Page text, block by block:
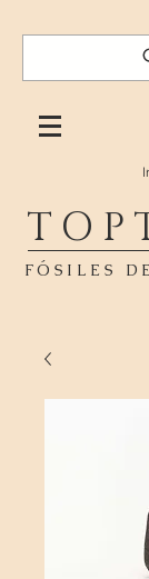
FÓSILES